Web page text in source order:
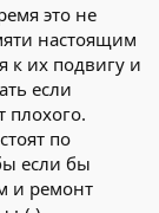
это не
настоящим
к их подвигу и
если
плохого.
по
если бы
и ремонт